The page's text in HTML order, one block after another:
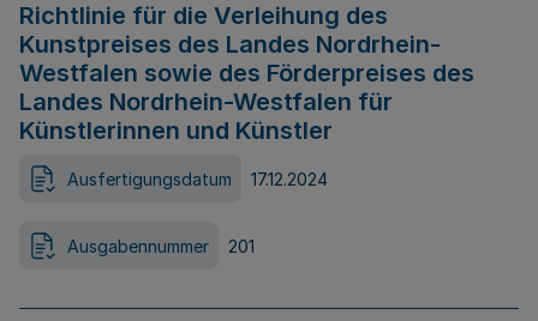
Richtlinie für die Verleihung des
Kunstpreises des Landes Nordrhein-
Westfalen sowie des Förderpreises des
Landes Nordrhein-Westfalen für
Künstlerinnen und Künstler
Ausfertigungsdatum 17.12.2024
Ausgabennummer 201